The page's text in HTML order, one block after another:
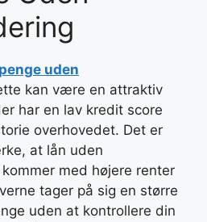
uden
kan være en attraktiv
har en lav kredit score
overhovedet. Det er
at lån uden
med højere renter
tager på sig en større
uden at kontrollere din